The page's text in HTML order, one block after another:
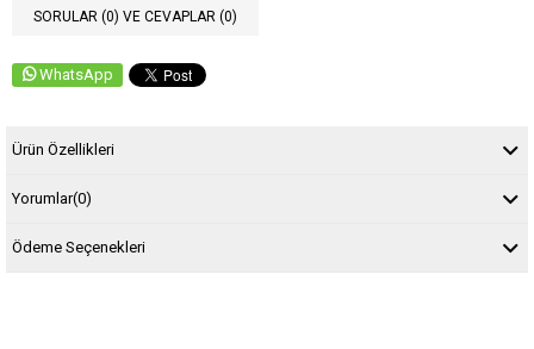
SORULAR (0) VE CEVAPLAR (0)
WhatsApp
Ürün Özellikleri
Yorumlar(0)
Ödeme Seçenekleri